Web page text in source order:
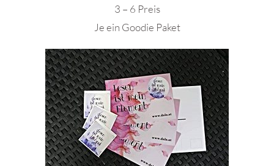
3 – 6 Preis
Je ein Goodie Paket